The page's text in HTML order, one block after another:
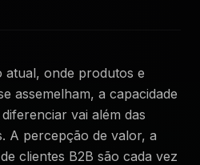
atual, onde produtos e
assemelham, a capacidade
vai além das
A percepção de valor, a
clientes B2B são cada vez